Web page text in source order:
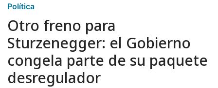
Política
Otro freno para
Sturzenegger: el Gobierno
congela parte de su paquete
desregulador